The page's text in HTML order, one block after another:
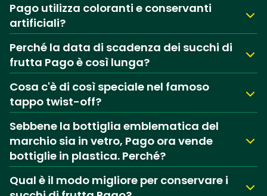
Pago utilizza coloranti e conservanti
artificiali?
Perché la data di scadenza dei succhi di
frutta Pago è così lunga?
Cosa c'è di così speciale nel famoso
tappo twist-off?
Sebbene la bottiglia emblematica del
marchio sia in vetro, Pago ora vende
bottiglie in plastica. Perché?
Qual è il modo migliore per conservare i